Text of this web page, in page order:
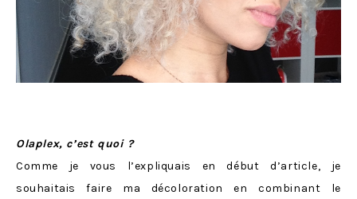
Olaplex, c’est quoi ?
Comme je vous l’expliquais en début d’article, je
souhaitais faire ma décoloration en combinant le